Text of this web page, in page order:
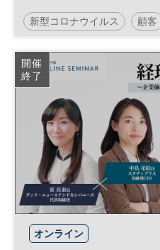
とは
新型コロナウイルス 顧客
デジタル セールス DX
開催
終了
オンライン